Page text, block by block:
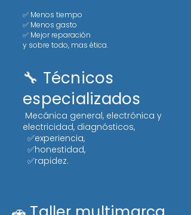
✅ Menos tiempo
✅ Menos gasto
✅ Mejor reparación
y sobre todo, mas ética.
🔧 Técnicos
especializados
Mecánica general, electrónica y
electricidad, diagnósticos,
✅experiencia,
✅honestidad,
✅rapidez.